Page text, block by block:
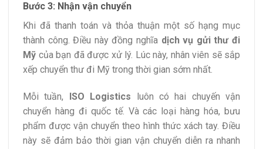
Bước 3: Nhận vận chuyển
Khi đã thanh toán và thỏa thuận một số hạng mục
thành công. Điều này đồng nghĩa dịch vụ gửi thư đi
Mỹ của bạn đã được xử lý. Lúc này, nhân viên sẽ sắp
xếp chuyển thư đi Mỹ trong thời gian sớm nhất.
Mỗi tuần, ISO Logistics luôn có hai chuyến vận
chuyển hàng đi quốc tế. Và các loại hàng hóa, bưu
phẩm được vận chuyển theo hình thức xách tay. Điều
này sẽ đảm bảo thời gian vận chuyển diễn ra nhanh